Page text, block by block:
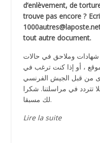
d’enlèvement, de
trouve pas encore ?
tout autre document.
وملاحق في حالات
، أو إذا كنت ترغب في
من قبل الجيش الفرنسي
العاصمة عام 1957 ، فلا تتردد في مراسلتنا. شكرا
لك مسبقا.
Lire la suite